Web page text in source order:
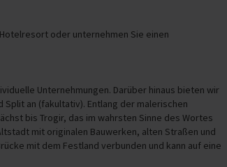
oder unternehmen Sie einen
Unternehmungen. Darüber hinaus bieten wir
Split an (fakultativ). Entlang der malerischen
bis Trogir, das im wahrsten Sinne des Wortes
mit originalen Bauwerken, alten Straßen und
mit dem Festland verbunden und kann auf eine